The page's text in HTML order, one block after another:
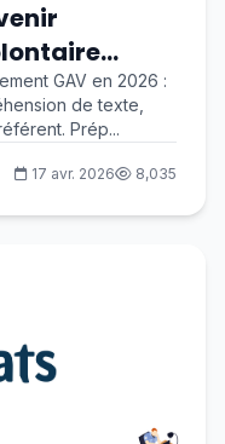
GAV en 2026 :
de texte,
Prép...
17 avr. 2026 8,035